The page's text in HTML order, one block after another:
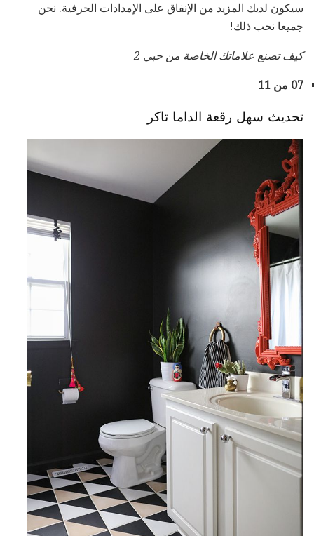
سيكون لديك المزيد من الإنفاق على الإمدادات الحرفية. نحن
جميعا نحب ذلك!
كيف تصنع علاماتك الخاصة من حبي 2
07 من 11
تحديث سهل رقعة الداما تاكر